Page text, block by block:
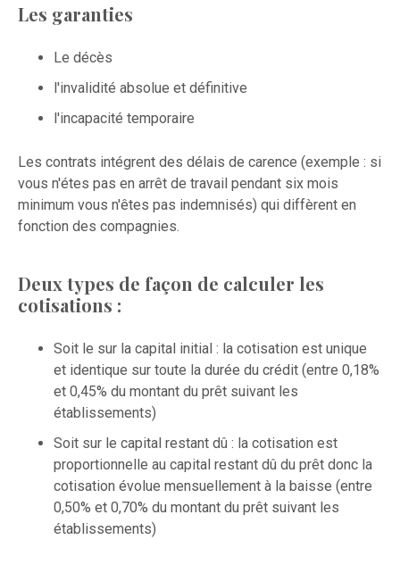
Les garanties
Le décès
l'invalidité absolue et définitive
l'incapacité temporaire
Les contrats intégrent des délais de carence (exemple : si
vous n'étes pas en arrêt de travail pendant six mois
minimum vous n'êtes pas indemnisés) qui diffèrent en
fonction des compagnies.
Deux types de façon de calculer les
cotisations :
Soit le sur la capital initial : la cotisation est unique
et identique sur toute la durée du crédit (entre 0,18%
et 0,45% du montant du prêt suivant les
établissements)
Soit sur le capital restant dû : la cotisation est
proportionnelle au capital restant dû du prêt donc la
cotisation évolue mensuellement à la baisse (entre
0,50% et 0,70% du montant du prêt suivant les
établissements)